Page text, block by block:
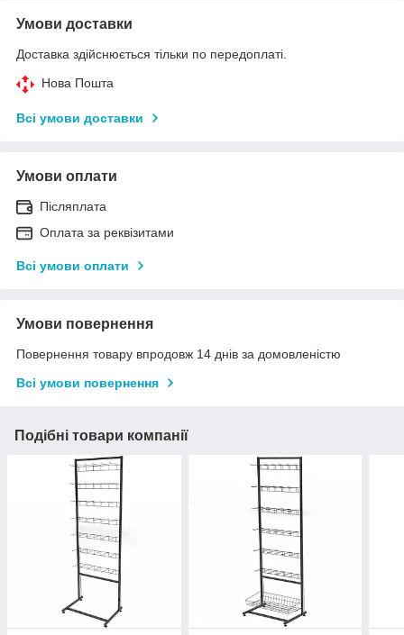
Умови доставки
Доставка здійснюється тільки по передоплаті.
Нова Пошта
Всі умови доставки
Умови оплати
Післяплата
Оплата за реквізитами
Всі умови оплати
Умови повернення
Повернення товару впродовж 14 днів за домовленістю
Всі умови повернення
Подібні товари компанії